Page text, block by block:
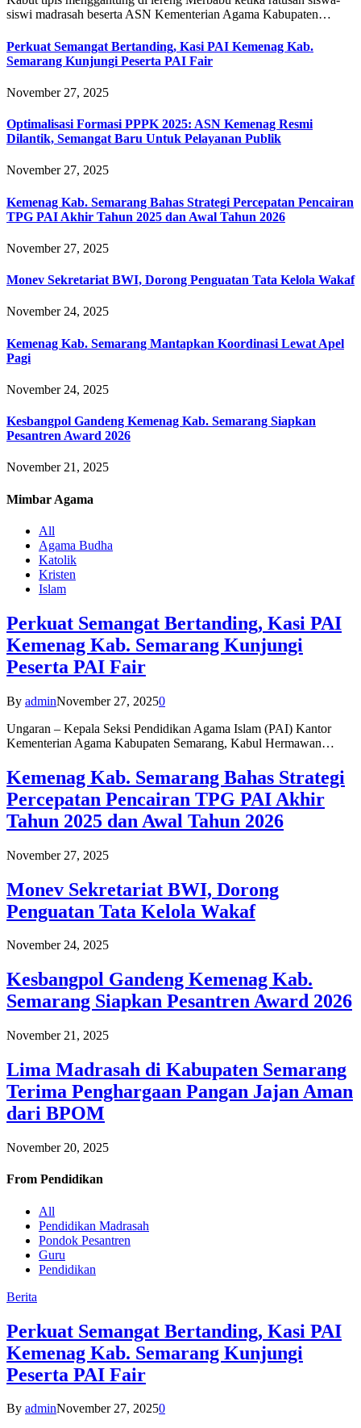
siswi madrasah beserta ASN Kementerian Agama Kabupaten…
Perkuat Semangat Bertanding, Kasi PAI Kemenag Kab.
Semarang Kunjungi Peserta PAI Fair
November 27, 2025
Optimalisasi Formasi PPPK 2025: ASN Kemenag Resmi
Dilantik, Semangat Baru Untuk Pelayanan Publik
November 27, 2025
Kemenag Kab. Semarang Bahas Strategi Percepatan Pencairan
TPG PAI Akhir Tahun 2025 dan Awal Tahun 2026
November 27, 2025
Monev Sekretariat BWI, Dorong Penguatan Tata Kelola Wakaf
November 24, 2025
Kemenag Kab. Semarang Mantapkan Koordinasi Lewat Apel
Pagi
November 24, 2025
Kesbangpol Gandeng Kemenag Kab. Semarang Siapkan
Pesantren Award 2026
November 21, 2025
Mimbar Agama
All
Agama Budha
Katolik
Kristen
Islam
Perkuat Semangat Bertanding, Kasi PAI
Kemenag Kab. Semarang Kunjungi
Peserta PAI Fair
By adminNovember 27, 20250
Ungaran – Kepala Seksi Pendidikan Agama Islam (PAI) Kantor
Kementerian Agama Kabupaten Semarang, Kabul Hermawan…
Kemenag Kab. Semarang Bahas Strategi
Percepatan Pencairan TPG PAI Akhir
Tahun 2025 dan Awal Tahun 2026
November 27, 2025
Monev Sekretariat BWI, Dorong
Penguatan Tata Kelola Wakaf
November 24, 2025
Kesbangpol Gandeng Kemenag Kab.
Semarang Siapkan Pesantren Award 2026
November 21, 2025
Lima Madrasah di Kabupaten Semarang
Terima Penghargaan Pangan Jajan Aman
dari BPOM
November 20, 2025
From Pendidikan
All
Pendidikan Madrasah
Pondok Pesantren
Guru
Pendidikan
Berita
Perkuat Semangat Bertanding, Kasi PAI
Kemenag Kab. Semarang Kunjungi
Peserta PAI Fair
By adminNovember 27, 20250